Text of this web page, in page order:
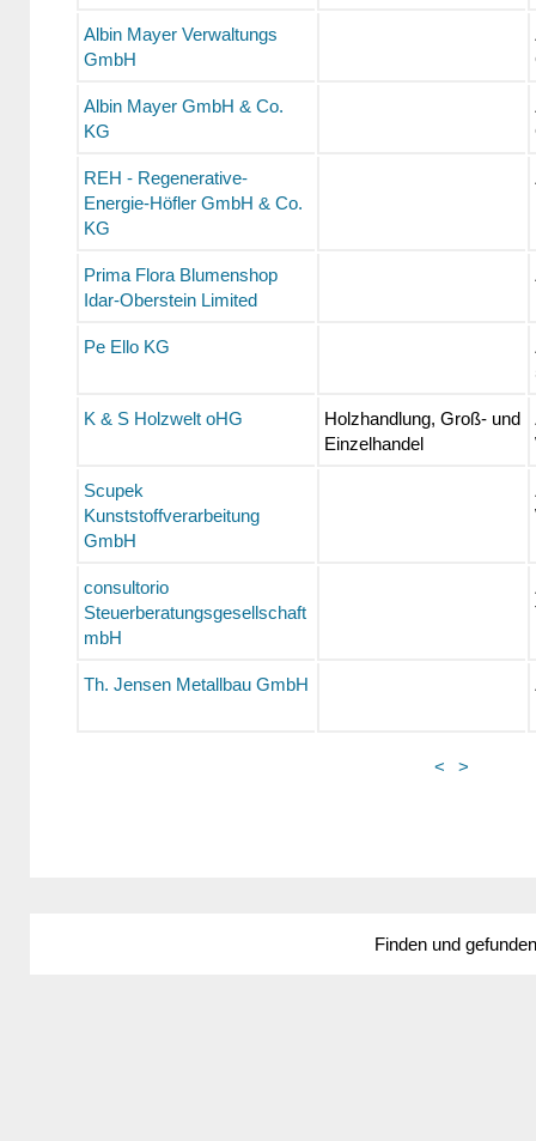
Albin Mayer Verwaltungs
GmbH
Albin Mayer GmbH & Co.
KG
REH - Regenerative-
Energie-Höfler GmbH & Co.
KG
Prima Flora Blumenshop
Idar-Oberstein Limited
Pe Ello KG
K & S Holzwelt oHG
Holzhandlung, Groß- und
Einzelhandel
Scupek
Kunststoffverarbeitung
GmbH
consultorio
Steuerberatungsgesellschaft
mbH
Th. Jensen Metallbau GmbH
< >
Finden und